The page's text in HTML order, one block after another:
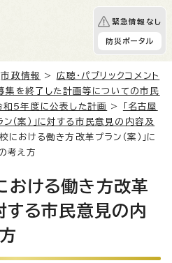
緊急情報なし
防災ポータル
市政情報 > 広聴・パブリックコメント
集を終了した計画等についての市民
和5年度に公表した計画 >
「名古屋
（案）」に対する市民意見の内容及
における働き方改革プラン（案）」に
考え方
おける働き方改革
する市民意見の内